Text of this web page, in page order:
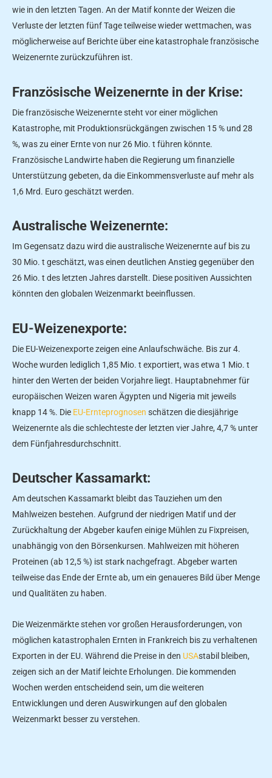
wie in den letzten Tagen. An der Matif konnte der Weizen die
Verluste der letzten fünf Tage teilweise wieder wettmachen, was
möglicherweise auf Berichte über eine katastrophale französische
Weizenernte zurückzuführen ist.
Französische Weizenernte in der Krise:
Die französische Weizenernte steht vor einer möglichen
Katastrophe, mit Produktionsrückgängen zwischen 15 % und 28
%, was zu einer Ernte von nur 26 Mio. t führen könnte.
Französische Landwirte haben die Regierung um finanzielle
Unterstützung gebeten, da die Einkommensverluste auf mehr als
1,6 Mrd. Euro geschätzt werden.
Australische Weizenernte:
Im Gegensatz dazu wird die australische Weizenernte auf bis zu
30 Mio. t geschätzt, was einen deutlichen Anstieg gegenüber den
26 Mio. t des letzten Jahres darstellt. Diese positiven Aussichten
könnten den globalen Weizenmarkt beeinflussen.
EU-Weizenexporte:
Die EU-Weizenexporte zeigen eine Anlaufschwäche. Bis zur 4.
Woche wurden lediglich 1,85 Mio. t exportiert, was etwa 1 Mio. t
hinter den Werten der beiden Vorjahre liegt. Hauptabnehmer für
europäischen Weizen waren Ägypten und Nigeria mit jeweils
knapp 14 %. Die EU-Ernteprognosen schätzen die diesjährige
Weizenernte als die schlechteste der letzten vier Jahre, 4,7 % unter
dem Fünfjahresdurchschnitt.
Deutscher Kassamarkt:
Am deutschen Kassamarkt bleibt das Tauziehen um den
Mahlweizen bestehen. Aufgrund der niedrigen Matif und der
Zurückhaltung der Abgeber kaufen einige Mühlen zu Fixpreisen,
unabhängig von den Börsenkursen. Mahlweizen mit höheren
Proteinen (ab 12,5 %) ist stark nachgefragt. Abgeber warten
teilweise das Ende der Ernte ab, um ein genaueres Bild über Menge
und Qualitäten zu haben.
Die Weizenmärkte stehen vor großen Herausforderungen, von
möglichen katastrophalen Ernten in Frankreich bis zu verhaltenen
Exporten in der EU. Während die Preise in den USAstabil bleiben,
zeigen sich an der Matif leichte Erholungen. Die kommenden
Wochen werden entscheidend sein, um die weiteren
Entwicklungen und deren Auswirkungen auf den globalen
Weizenmarkt besser zu verstehen.